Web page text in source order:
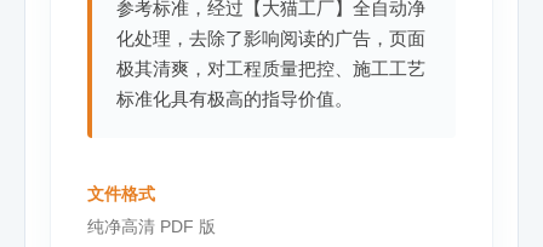
参考标准，经过【大猫工厂】全自动净
化处理，去除了影响阅读的广告，页面
极其清爽，对工程质量把控、施工工艺
标准化具有极高的指导价值。
文件格式
纯净高清 PDF 版